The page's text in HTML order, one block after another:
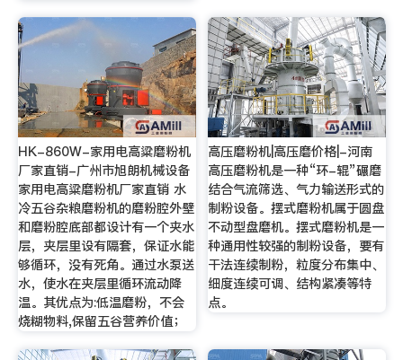
HK-860W-家用电高粱磨粉机
厂家直销-广州市旭朗机械设备
家用电高粱磨粉机厂家直销 水
冷五谷杂粮磨粉机的磨粉腔外壁
和磨粉腔底部都设计有一个夹水
层，夹层里设有隔套，保证水能
够循环，没有死角。通过水泵送
水，使水在夹层里循环流动降
温。其优点为:低温磨粉，不会
烧糊物料,保留五谷营养价值；
高压磨粉机|高压磨价格|-河南
高压磨粉机是一种“环-辊”碾磨
结合气流筛选、气力输送形式的
制粉设备。摆式磨粉机属于圆盘
不动型盘磨机。摆式磨粉机是一
种通用性较强的制粉设备，要有
干法连续制粉，粒度分布集中、
细度连续可调、结构紧凑等特
点。